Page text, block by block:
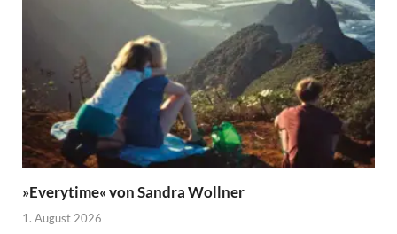
»Everytime« von Sandra Wollner
1. August 2026